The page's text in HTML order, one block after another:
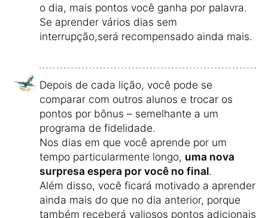
o dia, mais pontos você ganha por palavra.
Se aprender vários dias sem
interrupção,será recompensado ainda mais.
Depois de cada lição, você pode se
comparar com outros alunos e trocar os
pontos por bônus – semelhante a um
programa de fidelidade.
Nos dias em que você aprende por um
tempo particularmente longo, uma nova
surpresa espera por você no final.
Além disso, você ficará motivado a aprender
ainda mais do que no dia anterior, porque
também receberá valiosos pontos adicionais